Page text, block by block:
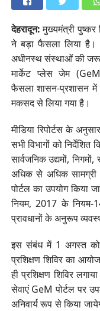
देहरादून:मुख्यमंत्री
ने बड़ा फैसला लिया है।
अधीनस्थ संस्थाओं की
मार्केट प्लेस जेम
फैसला शासन-प्रशासन में
मकसद से लिया गया है।
मीडिया रिपोर्टस के
सभी विभागों को
सार्वजनिक उद्यमों,
अधिक से अधिक
पोर्टल का उपयोग किया
नियम, 2017 के नियम-
प्रावधानों के अनुरूप
इस संबंध में 1 अगस्त को
प्रशिक्षण शिविर का
ही प्रशिक्षण शिविर
सेवाएं GeM पोर्टल पर
अनिवार्य रूप से किया